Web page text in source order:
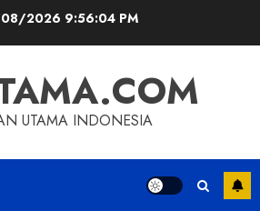
2026 9:56:05 PM
UTAMA INDONESIA